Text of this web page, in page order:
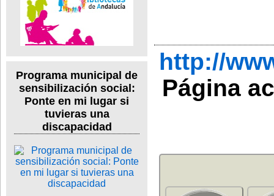
Programa municipal de
sensibilización social:
Ponte en mi lugar si
tuvieras una
discapacidad
http://
Página